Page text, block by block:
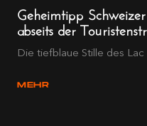
Geheimtipp
abseits der
Die tiefblaue Stille des
MEHR